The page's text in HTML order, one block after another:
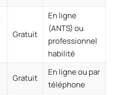
Gratuit
En ligne
(ANTS) ou
professionnel
habilité
Gratuit
En ligne ou par
téléphone